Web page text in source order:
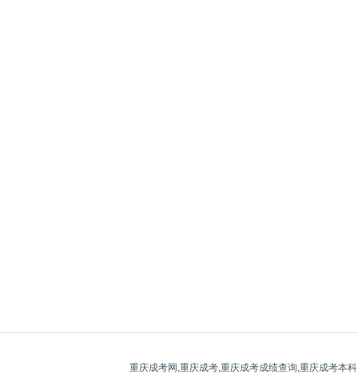
重庆成考网,重庆成考,重庆成考成绩查询,重庆成考本